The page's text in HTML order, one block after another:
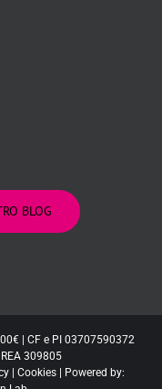
BLOG
| CF e PI 03707590372
309805
Cookies | Powered by: